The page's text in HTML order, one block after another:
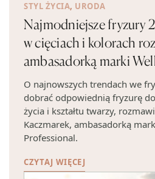
STYL ŻYCIA, URODA
Najmodniejsze fryzury
w cięciach i kolorach
ambasadorką marki
O najnowszych trendach we
dobrać odpowiednią fryzurę
życia i kształtu twarzy,
Kaczmarek, ambasadorką
Professional.
CZYTAJ WIĘCEJ